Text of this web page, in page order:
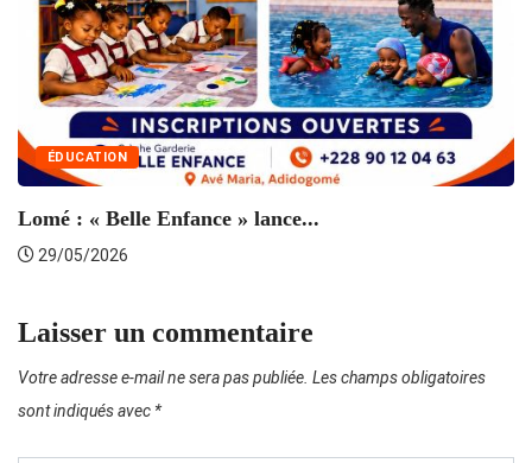
ÉDUCATION
Lomé : « Belle Enfance » lance...
29/05/2026
Laisser un commentaire
Votre adresse e-mail ne sera pas publiée. Les champs obligatoires
sont indiqués avec *